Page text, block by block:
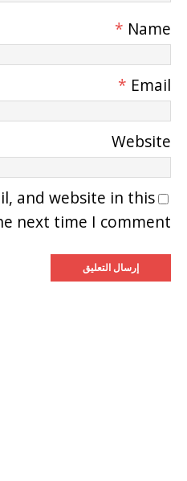
Name
*
Email
*
Website
and website in this
next time I comment.